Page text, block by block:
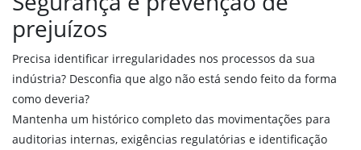
prejuízos
Precisa identificar irregularidades nos processos da sua
indústria? Desconfia que algo não está sendo feito da forma
como deveria?
Mantenha um histórico completo das movimentações para
auditorias internas, exigências regulatórias e identificação